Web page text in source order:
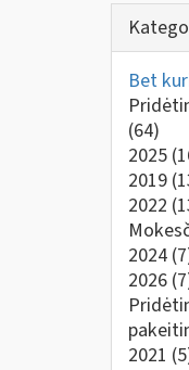
Bet
(64)
2025
2019
2022
2024
2026
2021